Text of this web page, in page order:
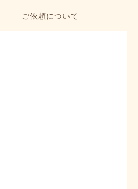
ご依頼について